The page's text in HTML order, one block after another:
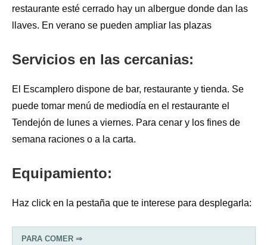
restaurante esté cerrado hay un albergue donde dan las
llaves. En verano se pueden ampliar las plazas
Servicios en las cercanias:
El Escamplero dispone de bar, restaurante y tienda. Se
puede tomar menú de mediodía en el restaurante el
Tendejón de lunes a viernes. Para cenar y los fines de
semana raciones o a la carta.
Equipamiento:
Haz click en la pestaña que te interese para desplegarla:
PARA COMER ⇒